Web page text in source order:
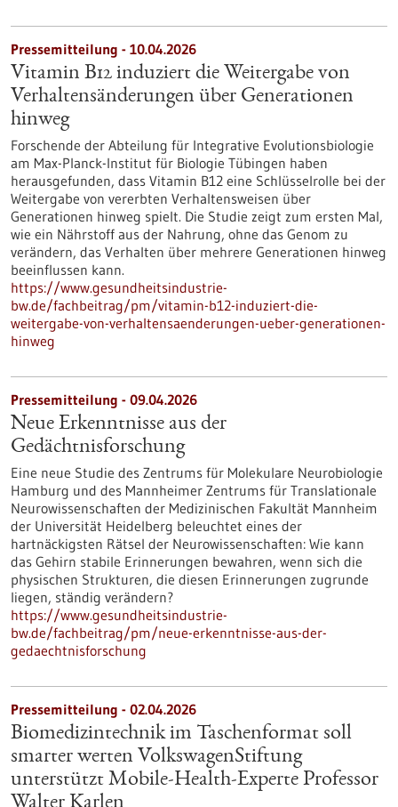
Pressemitteilung - 10.04.2026
Vitamin B12 induziert die Weitergabe von
Verhaltensänderungen über Generationen
hinweg
Forschende der Abteilung für Integrative Evolutionsbiologie
am Max-Planck-Institut für Biologie Tübingen haben
herausgefunden, dass Vitamin B12 eine Schlüsselrolle bei der
Weitergabe von vererbten Verhaltensweisen über
Generationen hinweg spielt. Die Studie zeigt zum ersten Mal,
wie ein Nährstoff aus der Nahrung, ohne das Genom zu
verändern, das Verhalten über mehrere Generationen hinweg
beeinflussen kann.
https://www.gesundheitsindustrie-
bw.de/fachbeitrag/pm/vitamin-b12-induziert-die-
weitergabe-von-verhaltensaenderungen-ueber-generationen-
hinweg
Pressemitteilung - 09.04.2026
Neue Erkenntnisse aus der
Gedächtnisforschung
Eine neue Studie des Zentrums für Molekulare Neurobiologie
Hamburg und des Mannheimer Zentrums für Translationale
Neurowissenschaften der Medizinischen Fakultät Mannheim
der Universität Heidelberg beleuchtet eines der
hartnäckigsten Rätsel der Neurowissenschaften: Wie kann
das Gehirn stabile Erinnerungen bewahren, wenn sich die
physischen Strukturen, die diesen Erinnerungen zugrunde
liegen, ständig verändern?
https://www.gesundheitsindustrie-
bw.de/fachbeitrag/pm/neue-erkenntnisse-aus-der-
gedaechtnisforschung
Pressemitteilung - 02.04.2026
Biomedizintechnik im Taschenformat soll
smarter werten VolkswagenStiftung
unterstützt Mobile-Health-Experte Professor